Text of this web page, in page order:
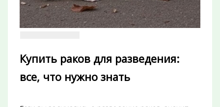
Купить раков для разведения:
все, что нужно знать